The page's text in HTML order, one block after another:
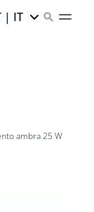
| IT
ambra 25 W